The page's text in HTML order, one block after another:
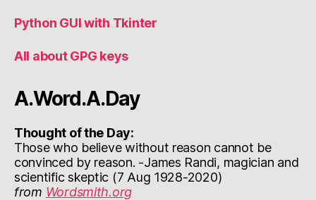
Python GUI with Tkinter
All about GPG keys
A.Word.A.Day
Thought of the Day:
Those who believe without reason cannot be
convinced by reason. -James Randi, magician and
scientific skeptic (7 Aug 1928-2020)
from Wordsmith.org